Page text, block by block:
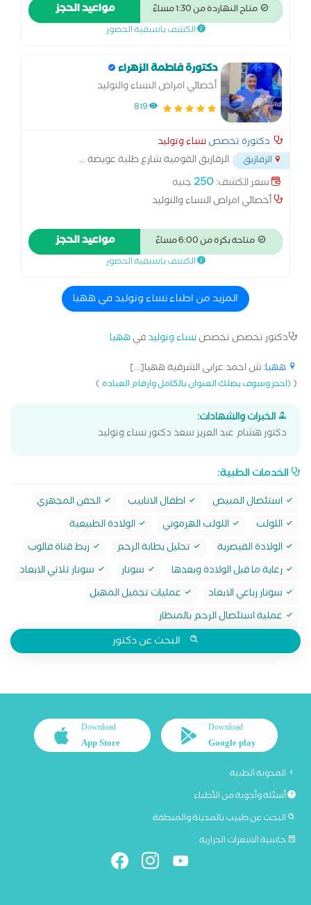
متاح النهاردة من 1:30 مساءً مواعيد الحجز
الكشف باسبقية الحضور
دكتورة فاطمة الزهراء
أخصائي امراض النساء والتوليد
819
دكتورة تخصصنساء وتوليد
الزقازيق الزقازيق القومية شارع طلبة عويضة...
سعر الكشف:250جنيه
أخصائي امراض النساء والتوليد
متاحة بكرة من 6:00 مساءً مواعيد الحجز
الكشف باسبقية الحضور
المزيد من اطباء نساء وتوليد في ههيا
دكتور تخصص تخصصنساء وتوليدفيههيا
ههيا: ش احمد عرابى الشرقية ههيا[...]
((احجز وسوف يصلك العنوان بالكامل وارقام العيادة)
الخبرات والشهادات:
دكتور هشام عبد العزيز سعد دكتور نساء وتوليد
الخدمات الطبية:
استئصال المبيض اطفال الانابيب
الحقن المجهري
اللولب
اللولب الهرموني
الولادة الطبيعية
الولادة القيصرية
تحليل بطانة الرحم
ربط قناة فالوب
رعاية ما قبل الولادة وبعدها
سونار
سونار ثلاثي الابعاد
سونار رباعي الابعاد
عمليات تجميل المهبل
عملية استئصال الرحم بالمنظار
البحث عن دكتور
Download
Google play
Download
App Store
المدونة الطبية
أسئلة وأجوبة من الأطباء
البحث عن طبيب بالمدينة والمنطقة
حاسبة السعرات الحرارية